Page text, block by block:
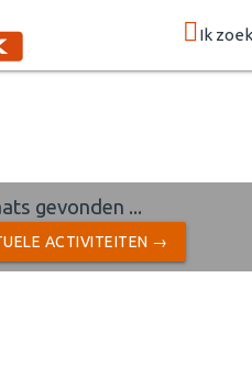
Ik
gevonden ...
ACTIVITEITEN →